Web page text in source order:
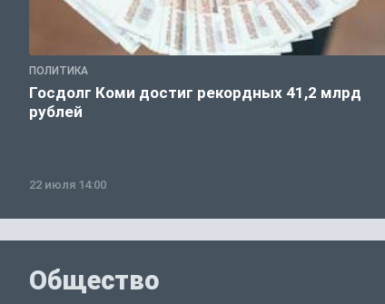
ПОЛИТИКА
Госдолг Коми достиг рекордных 41,2 млрд
рублей
22 июля 14:00
Общество